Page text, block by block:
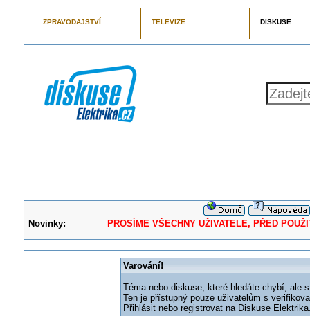
ZPRAVODAJSTVÍ TELEVIZE DISKUSE
Novinky: PROSÍME VŠECHNY UŽIVATELE, PŘED
Varování!
Téma nebo diskuse, které hledáte chybí, ale
Ten je přístupný pouze uživatelům s
Přihlásit nebo registrovat na Diskuse